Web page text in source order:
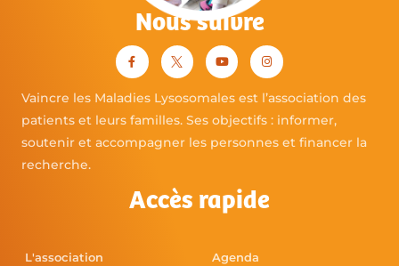
Nous suivre
Vaincre les Maladies Lysosomales est l’association des
patients et leurs familles. Ses objectifs : informer,
soutenir et accompagner les personnes et financer la
recherche.
Accès rapide
L'association Agenda